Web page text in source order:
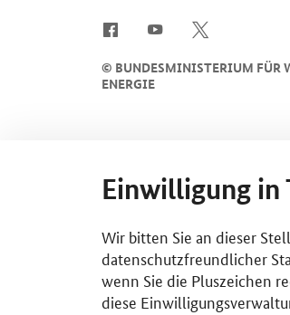
© BUNDESMINISTERIUM FÜR
ENERGIE
Einwilligung in
Wir bitten Sie an dieser
datenschutzfreundlicher
wenn Sie die Pluszeichen
diese